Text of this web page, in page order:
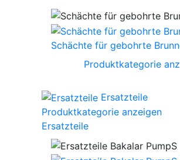
Schächte für gebohrte
Produktkategorie
Ersatzteile
Produktkategorie anzeigen
Ersatzteile